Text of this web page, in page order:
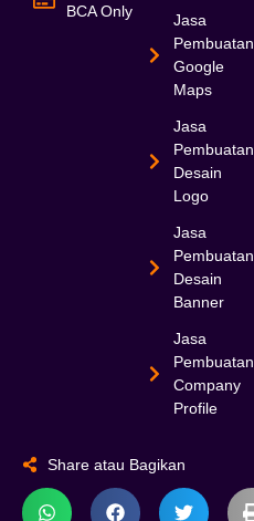
BCA Only
Jasa
Pembuatan
Google
Maps
Jasa
Pembuatan
Desain
Logo
Jasa
Pembuatan
Desain
Banner
Jasa
Pembuatan
Company
Profile
Share atau Bagikan